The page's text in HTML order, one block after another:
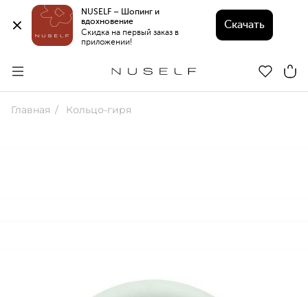
NUSELF – Шопинг и
вдохновение
Скидка на первый заказ в
приложении!
Скачать
Главная Кольцо-гиря